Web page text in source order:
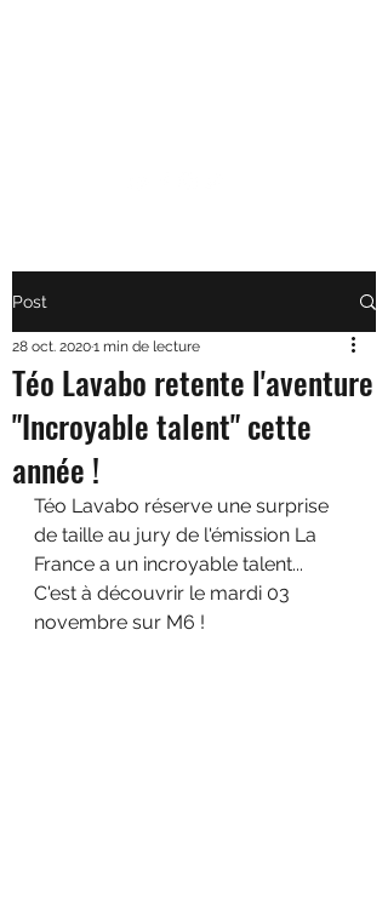
Post
Téo Lavabo retente l'aventure
"Incroyable talent" cette
année !
28 oct. 20201 min de lecture
Téo Lavabo réserve une surprise
de taille au jury de l'émission La
France a un incroyable talent...
C'est à découvrir le mardi 03
novembre sur M6 !